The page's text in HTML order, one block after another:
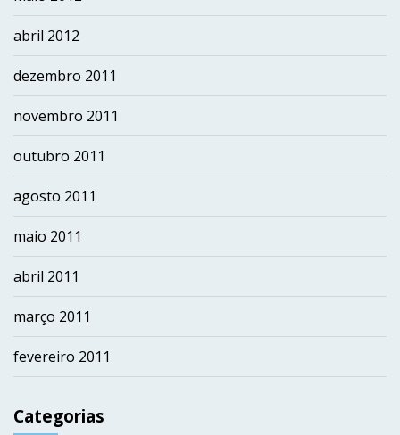
abril 2012
dezembro 2011
novembro 2011
outubro 2011
agosto 2011
maio 2011
abril 2011
março 2011
fevereiro 2011
Categorias